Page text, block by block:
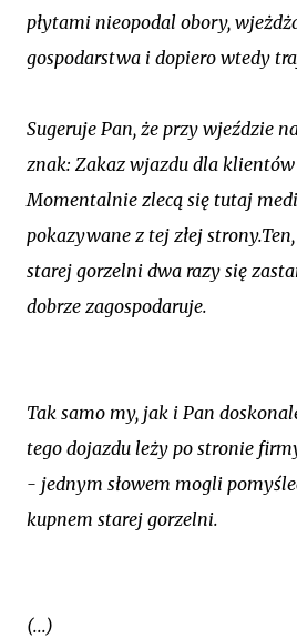
płytami nieopodal obory,
gospodarstwa i dopiero wtedy
Sugeruje Pan, że przy wjeździe
znak: Zakaz wjazdu dla
Momentalnie zlecą się tutaj
pokazywane z tej złej
starej gorzelni dwa razy się
dobrze zagospodaruje.
Tak samo my, jak i Pan
tego dojazdu leży po stronie
- jednym słowem mogli
kupnem starej gorzelni.
(...)